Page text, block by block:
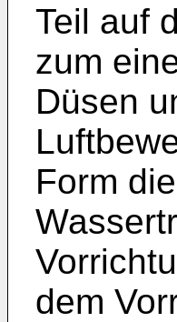
Teil auf
zum
Düsen
Form
dem